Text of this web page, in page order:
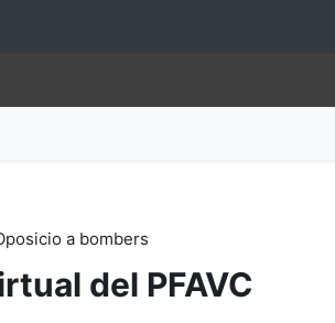
a bombers
del PFAVC